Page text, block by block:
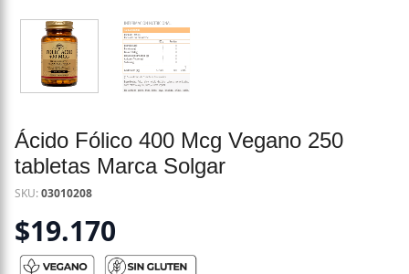
Ácido Fólico 400 Mcg Vegano 250
tabletas Marca Solgar
SKU:03010208
$19.170